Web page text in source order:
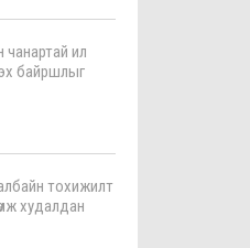
чанартай ил
байршлыг
тохижилт
худалдан